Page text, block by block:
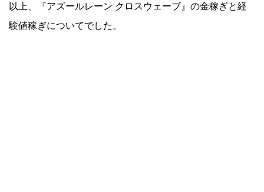
以上、『アズールレーン クロスウェーブ』の金稼ぎと経
験値稼ぎについてでした。